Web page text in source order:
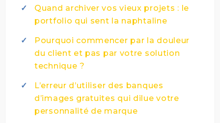
Quand archiver vos vieux projets : le
portfolio qui sent la naphtaline
Pourquoi commencer par la douleur
du client et pas par votre solution
technique ?
L’erreur d’utiliser des banques
d’images gratuites qui dilue votre
personnalité de marque